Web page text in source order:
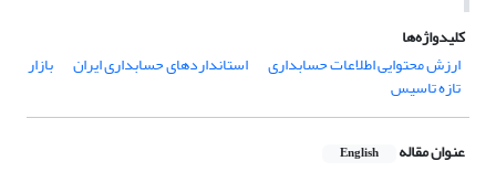
کلیدواژه‌ها
ارزش محتوایی اطلاعات حسابداری
استانداردهای حسابداری ایران بازار
تازه تاسیس
عنوان مقاله English